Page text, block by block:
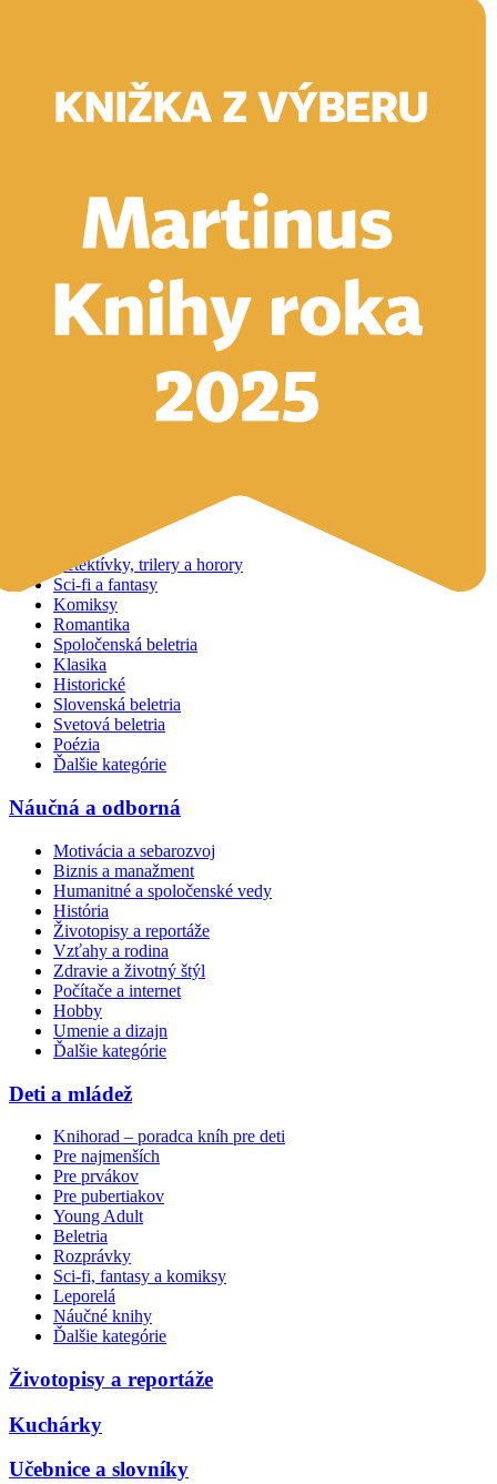
Vyhľadávanie
Vyhľadávanie
Detektívky, trilery a horory
Sci-fi a fantasy
Komiksy
Romantika
Spoločenská beletria
Klasika
Historické
Slovenská beletria
Svetová beletria
Poézia
Ďalšie kategórie
Náučná a odborná
Motivácia a sebarozvoj
Biznis a manažment
Humanitné a spoločenské vedy
História
Životopisy a reportáže
Vzťahy a rodina
Zdravie a životný štýl
Počítače a internet
Hobby
Umenie a dizajn
Ďalšie kategórie
Deti a mládež
Knihorad – poradca kníh pre deti
Pre najmenších
Pre prvákov
Pre pubertiakov
Young Adult
Beletria
Rozprávky
Sci-fi, fantasy a komiksy
Leporelá
Náučné knihy
Ďalšie kategórie
Životopisy a reportáže
Kuchárky
Učebnice a slovníky